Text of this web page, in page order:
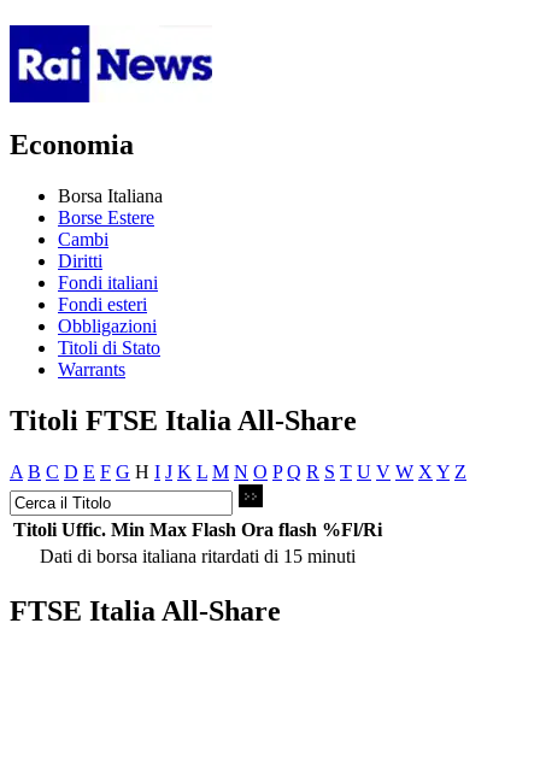
Economia
Borsa Italiana
Borse Estere
Cambi
Diritti
Fondi italiani
Fondi esteri
Obbligazioni
Titoli di Stato
Warrants
Titoli FTSE Italia All-Share
A B C D E F G H I J K L M N O P Q R S T U V W X Y Z
Titoli Uffic. Min Max Flash Ora flash %Fl/Ri
Dati di borsa italiana ritardati di 15 minuti
FTSE Italia All-Share